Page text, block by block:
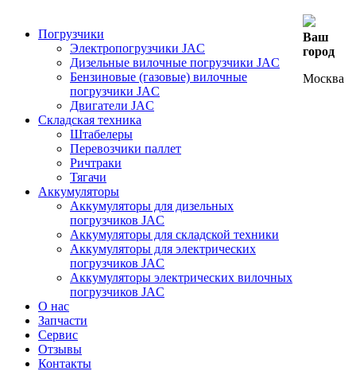
Погрузчики
Электропогрузчики JAC
Дизельные вилочные погрузчики JAC
Бензиновые (газовые) вилочные
погрузчики JAC
Двигатели JAC
Складская техника
Штабелеры
Перевозчики паллет
Ричтраки
Тягачи
Аккумуляторы
Аккумуляторы для дизельных
погрузчиков JAC
Аккумуляторы для складской техники
Аккумуляторы для электрических
погрузчиков JAC
Аккумуляторы электрических вилочных
погрузчиков JAC
О нас
Запчасти
Сервис
Отзывы
Контакты
Ваш
город
Москва